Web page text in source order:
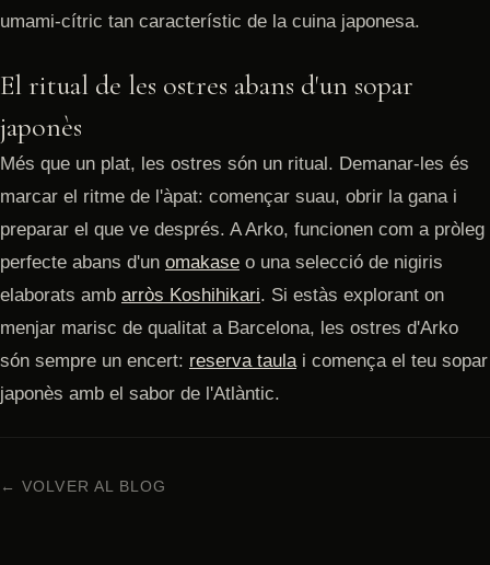
umami-cítric tan característic de la cuina japonesa.
El ritual de les ostres abans d'un sopar
japonès
Més que un plat, les ostres són un ritual. Demanar-les és
marcar el ritme de l'àpat: començar suau, obrir la gana i
preparar el que ve després. A Arko, funcionen com a pròleg
perfecte abans d'un omakase o una selecció de nigiris
elaborats amb arròs Koshihikari. Si estàs explorant on
menjar marisc de qualitat a Barcelona, les ostres d'Arko
són sempre un encert: reserva taula i comença el teu sopar
japonès amb el sabor de l'Atlàntic.
← VOLVER AL BLOG